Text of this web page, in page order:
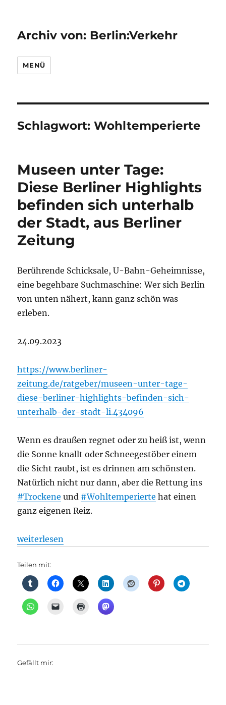
Archiv von: Berlin:Verkehr
MENÜ
Schlagwort:Wohltemperierte
Museen unter Tage:
Diese Berliner Highlights
befinden sich unterhalb
der Stadt, aus Berliner
Zeitung
Berührende Schicksale, U-Bahn-Geheimnisse,
eine begehbare Suchmaschine: Wer sich Berlin
von unten nähert, kann ganz schön was
erleben.
24.09.2023
https://www.berliner-
zeitung.de/ratgeber/museen-unter-tage-
diese-berliner-highlights-befinden-sich-
unterhalb-der-stadt-li.434096
Wenn es draußen regnet oder zu heiß ist, wenn
die Sonne knallt oder Schneegestöber einem
die Sicht raubt, ist es drinnen am schönsten.
Natürlich nicht nur dann, aber die Rettung ins
#Trockene und #Wohltemperierte hat einen
ganz eigenen Reiz.
„Museen unter Tage: Diese Berliner Highlights
weiterlesen
Teilen mit:
Gefällt mir: